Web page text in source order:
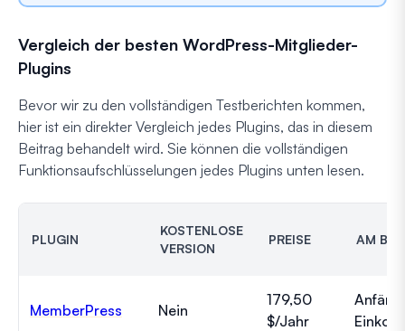
Vergleich der besten WordPress-Mitglieder-
Plugins
Bevor wir zu den vollständigen Testberichten kommen,
hier ist ein direkter Vergleich jedes Plugins, das in diesem
Beitrag behandelt wird. Sie können die vollständigen
Funktionsaufschlüsselungen jedes Plugins unten lesen.
PLUGIN
KOSTENLOSE
VERSION
PREISE AM
MemberPress Nein
179,50
$/Jahr